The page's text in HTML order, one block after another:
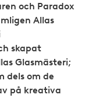
och Paradox
Allas
skapat
Glasmästeri;
dels om de
på kreativa